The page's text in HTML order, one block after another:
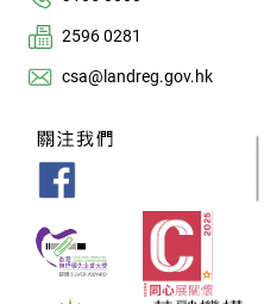
2596 0281
csa@landreg.gov.hk